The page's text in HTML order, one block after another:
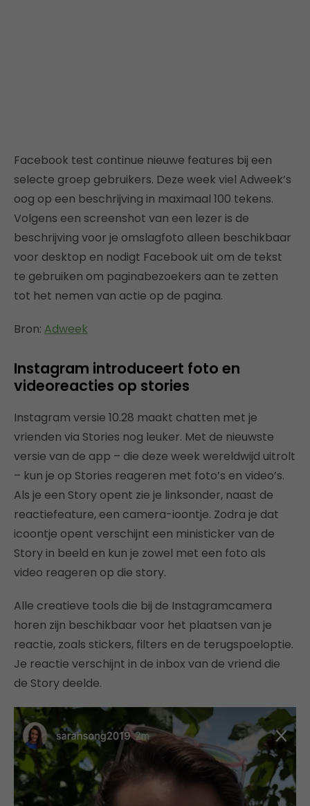
Facebook test continue nieuwe features bij een
selecte groep gebruikers. Deze week viel Adweek’s
oog op een beschrijving in maximaal 100 tekens.
Volgens een screenshot van een lezer is de
beschrijving voor je omslagfoto alleen beschikbaar
voor desktop en nodigt Facebook uit om de tekst
te gebruiken om paginabezoekers aan te zetten
tot het nemen van actie op de pagina.
Bron: Adweek
Instagram introduceert foto en
videoreacties op stories
Instagram versie 10.28 maakt chatten met je
vrienden via Stories nog leuker. Met de nieuwste
versie van de app – die deze week wereldwijd uitrolt
– kun je op Stories reageren met foto’s en video’s.
Als je een Story opent zie je linksonder, naast de
reactiefeature, een camera-ioontje. Zodra je dat
icoontje opent verschijnt een ministicker van de
Story in beeld en kun je zowel met een foto als
video reageren op die story.
Alle creatieve tools die bij de Instagramcamera
horen zijn beschikbaar voor het plaatsen van je
reactie, zoals stickers, filters en de terugspoeloptie.
Je reactie verschijnt in de inbox van de vriend die
de Story deelde.